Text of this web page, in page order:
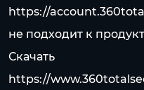
https://
не подходит к
Скачать
https://